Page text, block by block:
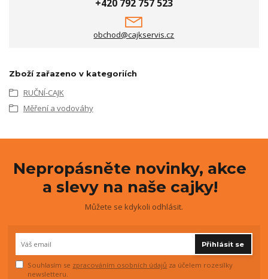
+420 792 757 523
obchod@cajkservis.cz
Zboží zařazeno v kategoriích
RUČNÍ-CAJK
Měření a vodováhy
Nepropásněte novinky, akce
a slevy na naše cajky!
Můžete se kdykoli odhlásit.
Přihlásit se
Souhlasím se zpracováním osobních údajů za účelem rozesílky
newsletteru.